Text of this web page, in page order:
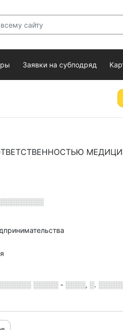
Заявки на субподряд
░░░░░ - ░░░░, ░.